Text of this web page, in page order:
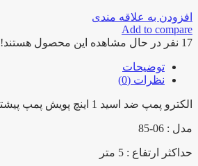
افزودن به علاقه مندی
Add to compare
17 نفر در حال مشاهده این محصول هستند!
توضیحات
نظرات (0)
الکترو پمپ ضد اسید 1 اینچ پویش پمپ پیشتاز (موتوژن) تک فاز
مدل : 06-85
حداکثر ارتفاع : 5 متر